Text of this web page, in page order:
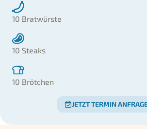
10 Bratwürste
10 Steaks
10 Brötchen
JETZT TERMIN